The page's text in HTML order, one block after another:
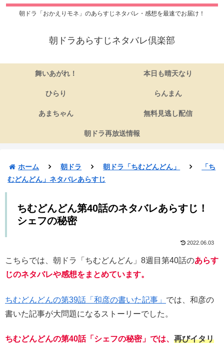
朝ドラ「おかえりモネ」のあらすじネタバレ・感想を最速でお届け！
朝ドラあらすじネタバレ倶楽部
舞いあがれ！ 本日も晴天なり
ひらり らんまん
あまちゃん 無料見逃し配信
朝ドラ再放送情報
ホーム 朝ドラ 朝ドラ「ちむどんどん」
「ち
むどんどん」ネタバレあらすじ
ちむどんどん第40話のネタバレあらすじ！
シェフの秘密
2022.06.03
こちらでは、朝ドラ「ちむどんどん」8週目第40話のあらす
じのネタバレや感想をまとめています。
ちむどんどんの第39話「和彦の書いた記事」 では、和彦の
書いた記事が大問題になるストーリーでした。
ちむどんどんの第40話「シェフの秘密」では、 再びイタリ